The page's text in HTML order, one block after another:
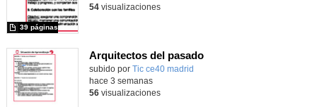
39 páginas
54visualizaciones
Arquitectos del pasado
subido por Tic ce40 madrid
hace 3 semanas
56visualizaciones